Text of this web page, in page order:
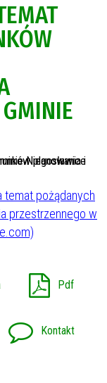
temat pożądanych
przestrzennego w
Pdf
Kontakt